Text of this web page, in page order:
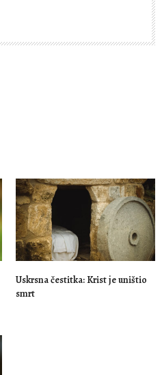
Uskrsna čestitka: Krist je uništio
smrt